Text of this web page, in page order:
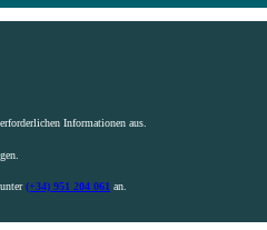
Informationen aus.
(+34) 951 204 061 an.